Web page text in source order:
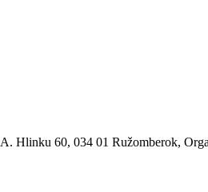
Hlinku 60, 034 01 Ružomberok,